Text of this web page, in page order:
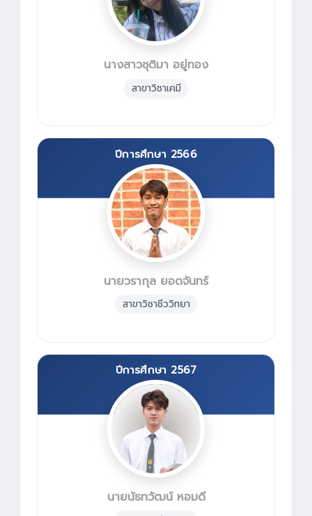
นางสาวชุติมา อยู่ทอง
สาขาวิชาเคมี
ปีการศึกษา 2566
นายวรากุล ยอดจันทร์
สาขาวิชาชีววิทยา
ปีการศึกษา 2567
นายนัธทวัฒน์ หอมดี